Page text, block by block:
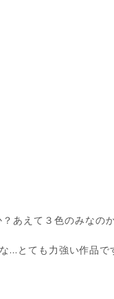
？あえて３色のみなの
…とても力強い作品で